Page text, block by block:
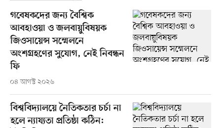
গবেষকদের জন্য বৈশ্বিক
আবহাওয়া ও জলবায়ুবিষয়ক
জিওসায়েন্স সম্মেলনে
অংশগ্রহণের সুযোগ, নেই নিবন্ধন
ফি
০৪ আগস্ট ২০২৬
বিশ্ববিদ্যালয়ে নৈতিকতার চর্চা না
হলে ন্যায্যতা প্রতিষ্ঠা কঠিন: